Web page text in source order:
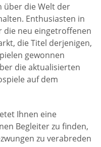
über die Welt der
Enthusiasten in
die neu eingetroffenen
die Titel derjenigen,
gewonnen
die aktualisierten
auf dem
Ihnen eine
Begleiter zu finden,
zu verabreden